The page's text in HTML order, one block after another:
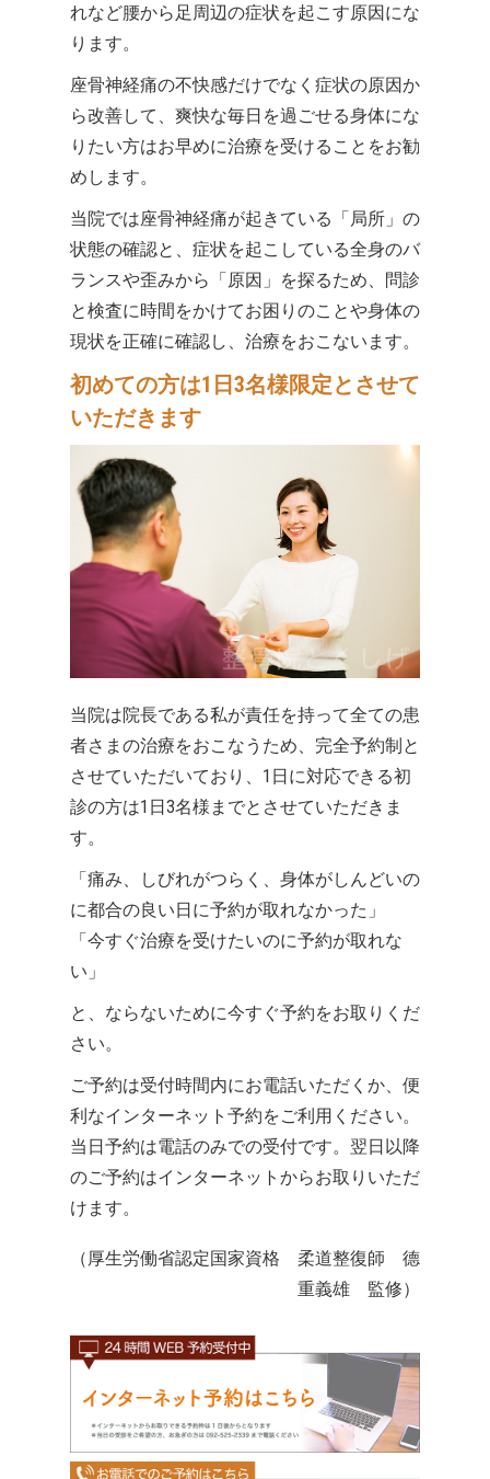
れなど腰から足周辺の症状を起こす原因にな
ります。
座骨神経痛の不快感だけでなく症状の原因か
ら改善して、爽快な毎日を過ごせる身体にな
りたい方はお早めに治療を受けることをお勧
めします。
当院では座骨神経痛が起きている「局所」の
状態の確認と、症状を起こしている全身のバ
ランスや歪みから「原因」を探るため、問診
と検査に時間をかけてお困りのことや身体の
現状を正確に確認し、治療をおこないます。
初めての方は1日3名様限定とさせて
いただきます
当院は院長である私が責任を持って全ての患
者さまの治療をおこなうため、完全予約制と
させていただいており、1日に対応できる初
診の方は1日3名様までとさせていただきま
す。
「痛み、しびれがつらく、身体がしんどいの
に都合の良い日に予約が取れなかった」
「今すぐ治療を受けたいのに予約が取れな
い」
と、ならないために今すぐ予約をお取りくだ
さい。
ご予約は受付時間内にお電話いただくか、便
利なインターネット予約をご利用ください。
当日予約は電話のみでの受付です。翌日以降
のご予約はインターネットからお取りいただ
けます。
（厚生労働省認定国家資格 柔道整復師 德
重義雄 監修）